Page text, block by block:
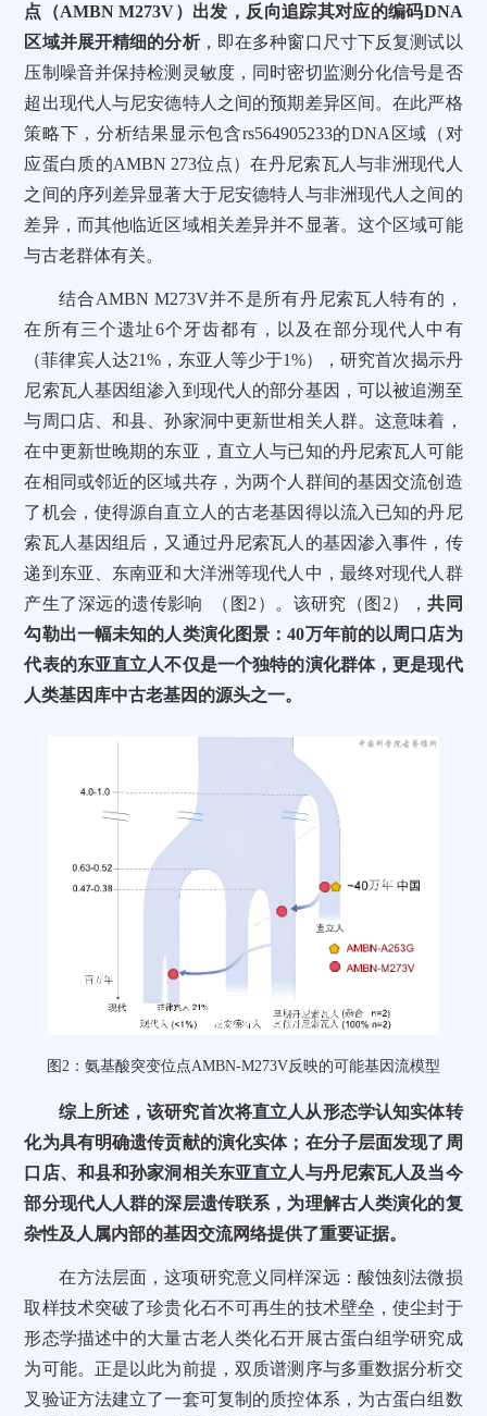
点（AMBN M273V）出发，反向追踪其对应的编码DNA
区域并展开精细的分析，即在多种窗口尺寸下反复测试以
压制噪音并保持检测灵敏度，同时密切监测分化信号是否
超出现代人与尼安德特人之间的预期差异区间。在此严格
策略下，分析结果显示包含rs564905233的DNA区域（对
应蛋白质的AMBN 273位点）在丹尼索瓦人与非洲现代人
之间的序列差异显著大于尼安德特人与非洲现代人之间的
差异，而其他临近区域相关差异并不显著。这个区域可能
与古老群体有关。
结合AMBN M273V并不是所有丹尼索瓦人特有的，
在所有三个遗址6个牙齿都有，以及在部分现代人中有
（菲律宾人达21%，东亚人等少于1%），研究首次揭示丹
尼索瓦人基因组渗入到现代人的部分基因，可以被追溯至
与周口店、和县、孙家洞中更新世相关人群。这意味着，
在中更新世晚期的东亚，直立人与已知的丹尼索瓦人可能
在相同或邻近的区域共存，为两个人群间的基因交流创造
了机会，使得源自直立人的古老基因得以流入已知的丹尼
索瓦人基因组后，又通过丹尼索瓦人的基因渗入事件，传
递到东亚、东南亚和大洋洲等现代人中，最终对现代人群
产生了深远的遗传影响 （图2）。该研究（图2），共同
勾勒出一幅未知的人类演化图景：40万年前的以周口店为
代表的东亚直立人不仅是一个独特的演化群体，更是现代
人类基因库中古老基因的源头之一。
图2：氨基酸突变位点AMBN-M273V反映的可能基因流模型
综上所述，该研究首次将直立人从形态学认知实体转
化为具有明确遗传贡献的演化实体；在分子层面发现了周
口店、和县和孙家洞相关东亚直立人与丹尼索瓦人及当今
部分现代人人群的深层遗传联系，为理解古人类演化的复
杂性及人属内部的基因交流网络提供了重要证据。
在方法层面，这项研究意义同样深远：酸蚀刻法微损
取样技术突破了珍贵化石不可再生的技术壁垒，使尘封于
形态学描述中的大量古老人类化石开展古蛋白组学研究成
为可能。正是以此为前提，双质谱测序与多重数据分析交
叉验证方法建立了一套可复制的质控体系，为古蛋白组数